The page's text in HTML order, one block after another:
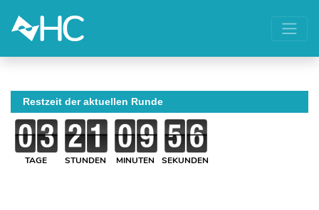
Restzeit der aktuellen Runde
TAGE STUNDEN MINUTEN SEKUNDEN